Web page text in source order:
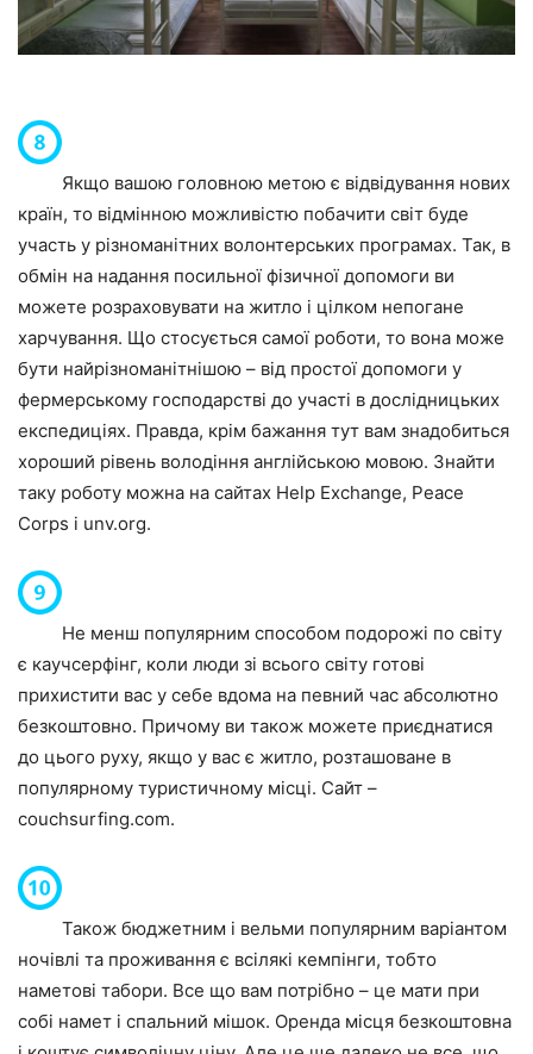
Якщо вашою головною метою є відвідування нових
країн, то відмінною можливістю побачити світ буде
участь у різноманітних волонтерських програмах. Так, в
обмін на надання посильної фізичної допомоги ви
можете розраховувати на житло і цілком непогане
харчування. Що стосується самої роботи, то вона може
бути найрізноманітнішою – від простої допомоги у
фермерському господарстві до участі в дослідницьких
експедиціях. Правда, крім бажання тут вам знадобиться
хороший рівень володіння англійською мовою. Знайти
таку роботу можна на сайтах Help Exchange, Peace
Corps і unv.org.
Не менш популярним способом подорожі по світу
є каучсерфінг, коли люди зі всього світу готові
прихистити вас у себе вдома на певний час абсолютно
безкоштовно. Причому ви також можете приєднатися
до цього руху, якщо у вас є житло, розташоване в
популярному туристичному місці. Сайт –
couchsurfing.com.
Також бюджетним і вельми популярним варіантом
ночівлі та проживання є всілякі кемпінги, тобто
наметові табори. Все що вам потрібно – це мати при
собі намет і спальний мішок. Оренда місця безкоштовна